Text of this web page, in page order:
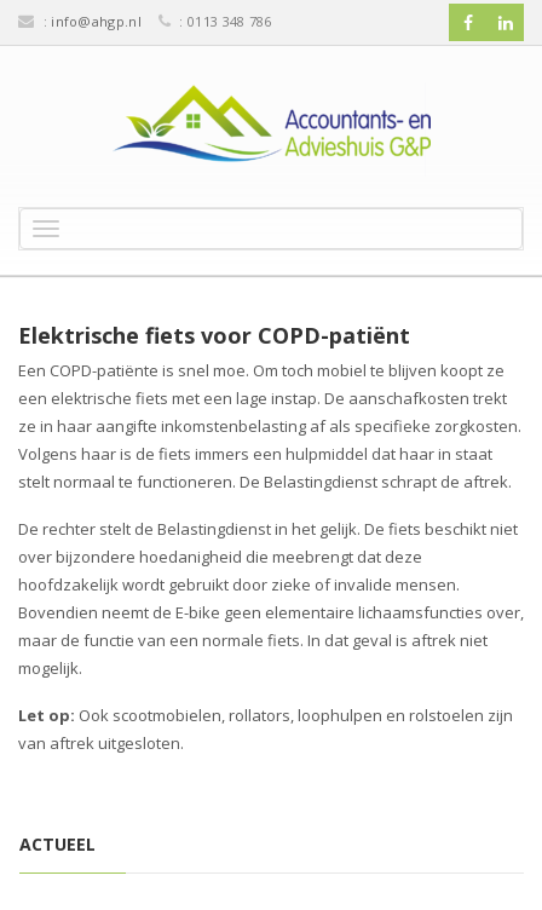
: info@ahgp.nl : 0113 348 786
o
g
l
n
a
v
i
g
t
o
n
Elektrische fiets voor COPD-patiënt
Een COPD-patiënte is snel moe. Om toch mobiel te blijven koopt ze
een elektrische fiets met een lage instap. De aanschafkosten trekt
ze in haar aangifte inkomstenbelasting af als specifieke zorgkosten.
Volgens haar is de fiets immers een hulpmiddel dat haar in staat
stelt normaal te functioneren. De Belastingdienst schrapt de aftrek.
De rechter stelt de Belastingdienst in het gelijk. De fiets beschikt niet
over bijzondere hoedanigheid die meebrengt dat deze
hoofdzakelijk wordt gebruikt door zieke of invalide mensen.
Bovendien neemt de E-bike geen elementaire lichaamsfuncties over,
maar de functie van een normale fiets. In dat geval is aftrek niet
mogelijk.
Let op: Ook scootmobielen, rollators, loophulpen en rolstoelen zijn
van aftrek uitgesloten.
ACTUEEL